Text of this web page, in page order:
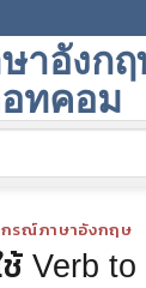
กรณ์ภาษาอังกฤษ
Verb to